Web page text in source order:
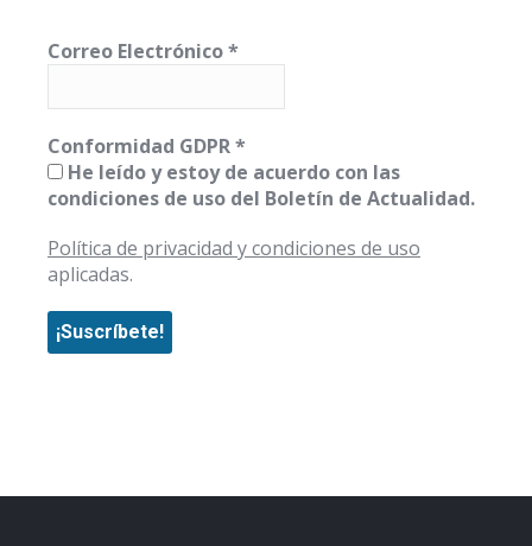
Correo Electrónico*
Conformidad GDPR*
He leído y estoy de acuerdo con las
condiciones de uso del Boletín de Actualidad.
Política de privacidad y condiciones de uso
aplicadas.